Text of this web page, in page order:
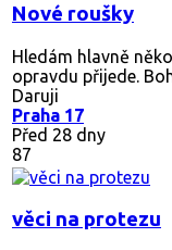
Nové roušky
Hledám hlavně
opravdu přijede.
Daruji
Praha 17
Před 28 dny
87
věci na protezu